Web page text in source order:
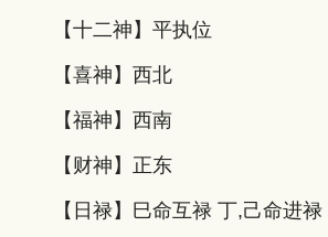
【十二神】平执位
【喜神】西北
【福神】西南
【财神】正东
【日禄】巳命互禄 丁,己命进禄